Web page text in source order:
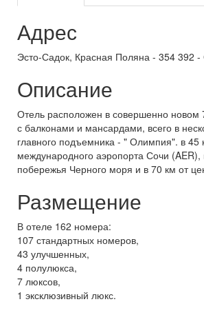
Адрес
Эсто-Садок, Красная Поляна - 354 392 -
Описание
Отель расположен в совершенно новом
с балконами и мансардами, всего в
главного подъемника - " Олимпия". в 45
международного аэропорта Сочи (AER),
побережья Черного моря и в 70 км от
Размещение
В отеле 162 номера:
107 стандартных номеров,
43 улучшенных,
4 полулюкса,
7 люксов,
1 эксклюзивный люкс.